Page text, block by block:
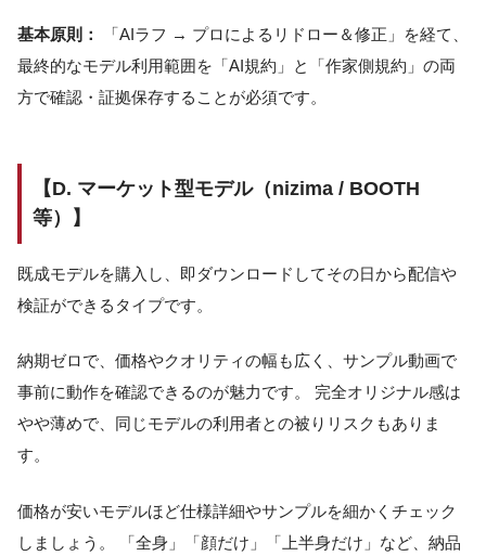
基本原則：
「AIラフ → プロによるリドロー＆修正」を経て、
最終的なモデル利用範囲を「AI規約」と「作家側規約」の両
方で確認・証拠保存することが必須です。
【D. マーケット型モデル（nizima / BOOTH
等）】
既成モデルを購入し、即ダウンロードしてその日から配信や
検証ができるタイプです。
納期ゼロで、価格やクオリティの幅も広く、サンプル動画で
事前に動作を確認できるのが魅力です。 完全オリジナル感は
やや薄めで、同じモデルの利用者との被りリスクもありま
す。
価格が安いモデルほど仕様詳細やサンプルを細かくチェック
しましょう。 「全身」「顔だけ」「上半身だけ」など、納品